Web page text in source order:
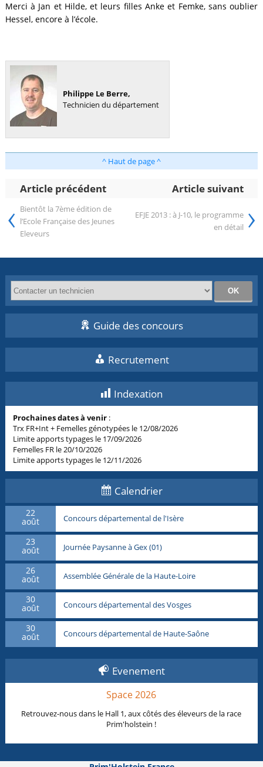
Merci à Jan et Hilde, et leurs filles Anke et Femke, sans oublier
Hessel, encore à l’école.
Philippe Le Berre,
Technicien du département
^ Haut de page ^
Article précédent Article suivant
‹ Bientôt la 7ème édition de
l’Ecole Française des Jeunes
Eleveurs
EFJE 2013 : à J-10, le programme
en détail ›
Guide des concours
Recrutement
Indexation
Prochaines dates à venir :
Trx FR+Int + Femelles génotypées le 12/08/2026
Limite apports typages le 17/09/2026
Femelles FR le 20/10/2026
Limite apports typages le 12/11/2026
Calendrier
22
août Concours départemental de l'Isère
23
août Journée Paysanne à Gex (01)
26
août Assemblée Générale de la Haute-Loire
30
août Concours départemental des Vosges
30
août Concours départemental de Haute-Saône
Evenement
Space 2026
Retrouvez-nous dans le Hall 1, aux côtés des éleveurs de la race
Prim'holstein !